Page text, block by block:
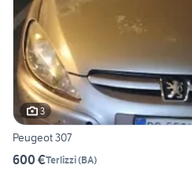
3
Peugeot 307
600 €Terlizzi(BA)